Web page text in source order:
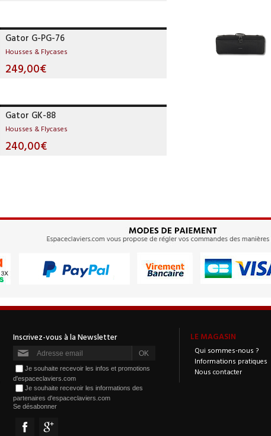
Gator G-PG-76
Housses & Flycases
249,00€
Gator GK-88
Housses & Flycases
240,00€
LE MAGASIN
Qui sommes-nous ?
Informations pratiques
Nous contacter
Je souhaite recevoir les infos et promotions
d'espaceclaviers.com
Je souhaite recevoir les informations des
partenaires d'espaceclaviers.com
Se désabonner